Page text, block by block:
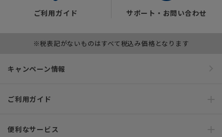
ご利用ガイド サポート・お問い合わせ
※税表記がないものはすべて税込み価格となります
キャンペーン情報
ご利用ガイド
便利なサービス